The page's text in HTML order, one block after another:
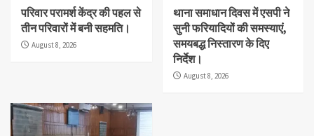
परिवार परामर्श केंद्र की पहल से
तीन परिवारों में बनी सहमति।
August 8, 2026
थाना समाधान दिवस में एसपी ने
सुनी फरियादियों की समस्याएं,
समयबद्ध निस्तारण के दिए
निर्देश।
August 8, 2026